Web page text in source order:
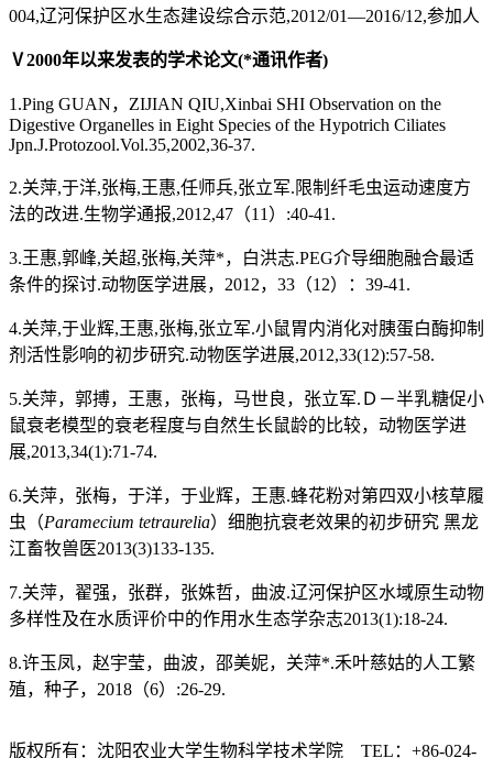
004,辽河保护区水生态建设综合示范,2012/01—2016/12,参加人
Ⅴ2000年以来发表的学术论文(*通讯作者)
1.Ping GUAN，ZIJIAN QIU,Xinbai SHI Observation on the
Digestive Organelles in Eight Species of the Hypotrich Ciliates
Jpn.J.Protozool.Vol.35,2002,36-37.
2.关萍,于洋,张梅,王惠,任师兵,张立军.限制纤毛虫运动速度方
法的改进.生物学通报,2012,47（11）:40-41.
3.王惠,郭峰,关超,张梅,关萍*，白洪志.PEG介导细胞融合最适
条件的探讨.动物医学进展，2012，33（12）：39-41.
4.关萍,于业辉,王惠,张梅,张立军.小鼠胃内消化对胰蛋白酶抑制
剂活性影响的初步研究.动物医学进展,2012,33(12):57-58.
5.关萍，郭搏，王惠，张梅，马世良，张立军.Ｄ－半乳糖促小
鼠衰老模型的衰老程度与自然生长鼠龄的比较，动物医学进
展,2013,34(1):71-74.
6.关萍，张梅，于洋，于业辉，王惠.蜂花粉对第四双小核草履
虫（Paramecium tetraurelia）细胞抗衰老效果的初步研究 黑龙
江畜牧兽医2013(3)133-135.
7.关萍，翟强，张群，张姝哲，曲波.辽河保护区水域原生动物
多样性及在水质评价中的作用水生态学杂志2013(1):18-24.
8.许玉凤，赵宇莹，曲波，邵美妮，关萍*.禾叶慈姑的人工繁
殖，种子，2018（6）:26-29.
版权所有：沈阳农业大学生物科学技术学院 TEL：+86-024-